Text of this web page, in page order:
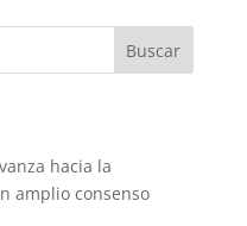
Buscar
hacia la
amplio consenso